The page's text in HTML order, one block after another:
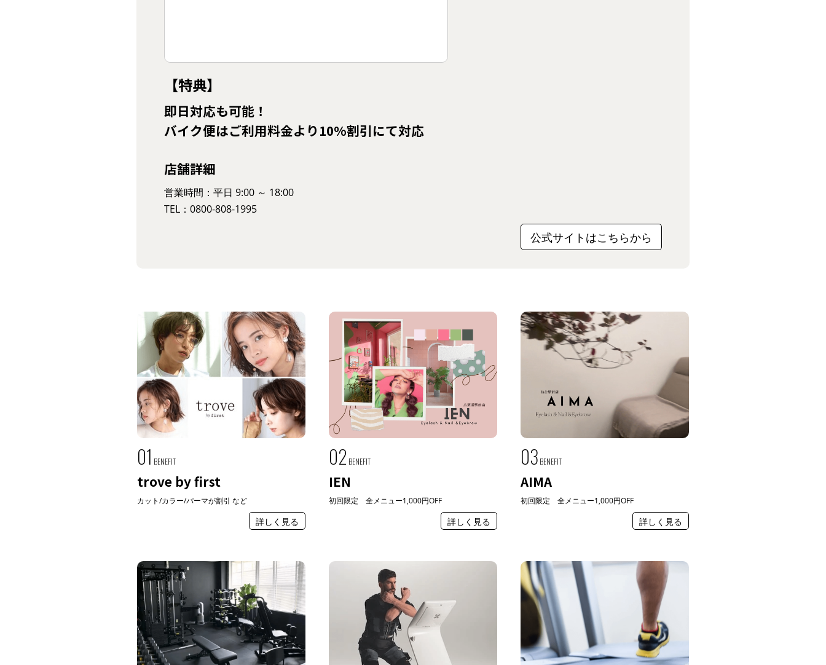
【特典】
即日対応も可能！
バイク便はご利用料金より10%割引にて対応
店舗詳細
営業時間：平日 9:00 ～ 18:00
TEL：0800-808-1995
公式サイトはこちらから
01 BENEFIT
trove by first
カット/カラー/パーマが割引 など
詳しく見る
02 BENEFIT
IEN
初回限定 全メニュー1,000円OFF
詳しく見る
03 BENEFIT
AIMA
初回限定 全メニュー1,000円OFF
詳しく見る